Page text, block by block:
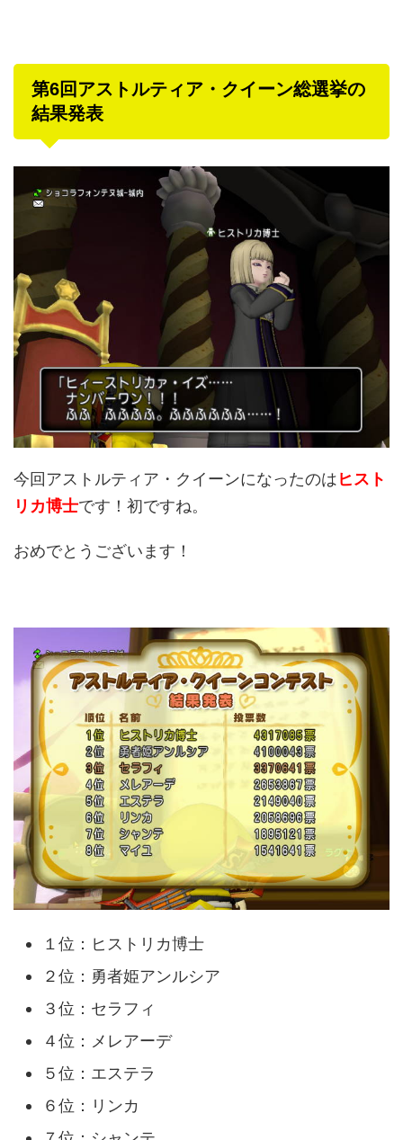
第6回アストルティア・クイーン総選挙の
結果発表
今回アストルティア・クイーンになったのはヒスト
リカ博士です！初ですね。
おめでとうございます！
１位：ヒストリカ博士
２位：勇者姫アンルシア
３位：セラフィ
４位：メレアーデ
５位：エステラ
６位：リンカ